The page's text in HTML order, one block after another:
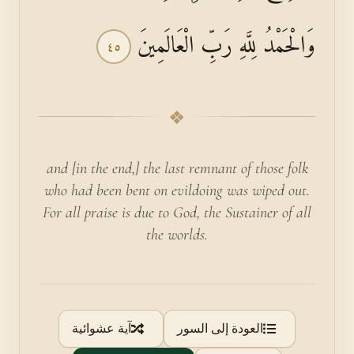
وَالْحَمْدُ لِلَّهِ رَبِّ الْعَالَمِينَ ٤٥
❖
and [in the end,] the last remnant of those folk
who had been bent on evildoing was wiped out.
For all praise is due to God, the Sustainer of all
the worlds.
العودة إلى السور آية عشوائية